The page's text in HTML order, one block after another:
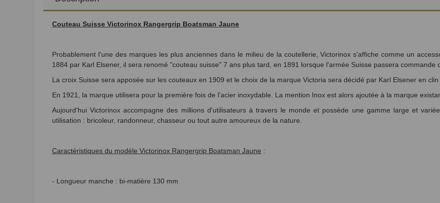
Couteau Suisse Victorinox Rangergrip Boatsman Jaune
Probablement l'une des marques les plus anciennes dans le milieu de la coutellerie, Victorinox s'affiche comme un
1884 par Karl Elsener, il sera renomé "couteau suisse" 7 ans plus tard, en 1891 lorsque l'armée Suisse passera commande
La croix Suisse sera apposée sur les couteaux en 1909 et le choix de la marque Victoria sera décidé par Karl Elsener en
En 1921, la marque utilisera pour la première fois de l'acier inoxydable. La mention Inox est alors ajoutée à la marque
Aujourd'hui Victorinox accompagne des millions d'utilisateurs à travers le monde et possède une gamme large et
utilisation : bricoleur, randonneur, chasseur ou tout autre amoureux de la nature.
Caractéristiques du modèle Victorinox Rangergrip Boatsman Jaune :
- Longueur manche : bi-matière 130 mm